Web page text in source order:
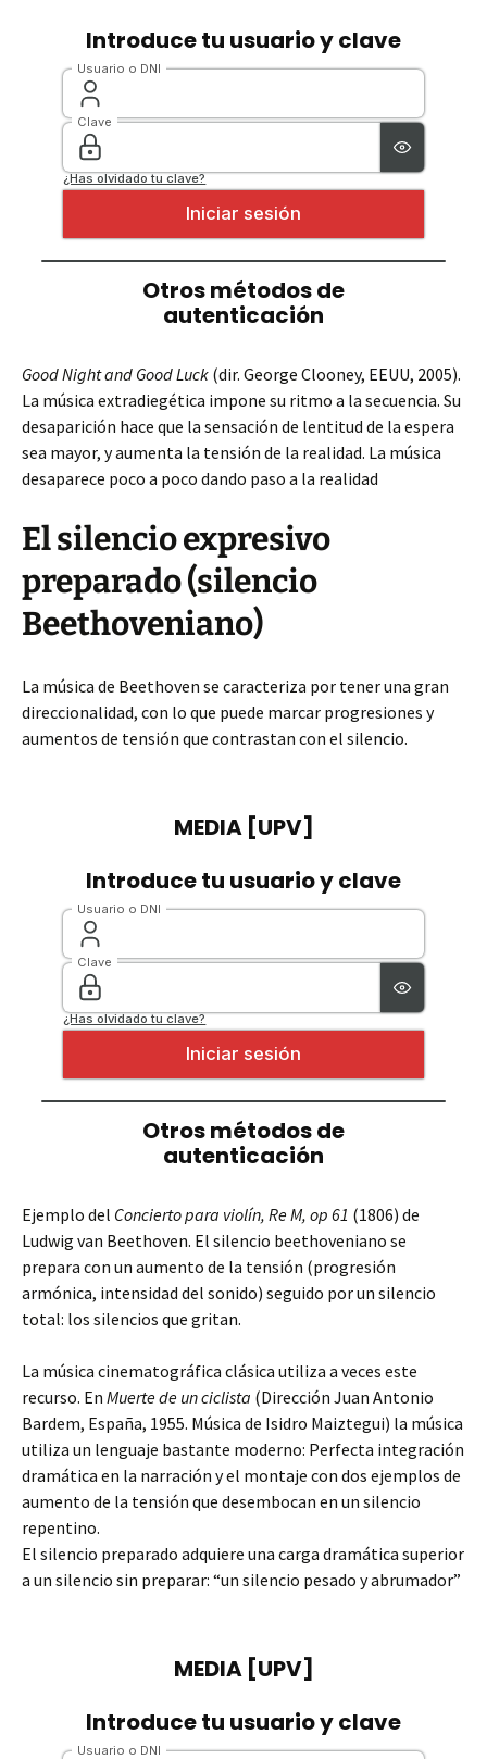
Good Night and Good Luck (dir. George Clooney, EEUU, 2005).
La música extradiegética impone su ritmo a la secuencia. Su
desaparición hace que la sensación de lentitud de la espera
sea mayor, y aumenta la tensión de la realidad. La música
desaparece poco a poco dando paso a la realidad
El silencio expresivo
preparado (silencio
Beethoveniano)
La música de Beethoven se caracteriza por tener una gran
direccionalidad, con lo que puede marcar progresiones y
aumentos de tensión que contrastan con el silencio.
Ejemplo del Concierto para violín, Re M, op 61 (1806) de
Ludwig van Beethoven. El silencio beethoveniano se
prepara con un aumento de la tensión (progresión
armónica, intensidad del sonido) seguido por un silencio
total: los silencios que gritan.
La música cinematográfica clásica utiliza a veces este
recurso. En Muerte de un ciclista (Dirección Juan Antonio
Bardem, España, 1955. Música de Isidro Maiztegui) la música
utiliza un lenguaje bastante moderno: Perfecta integración
dramática en la narración y el montaje con dos ejemplos de
aumento de la tensión que desembocan en un silencio
repentino.
El silencio preparado adquiere una carga dramática superior
a un silencio sin preparar: “un silencio pesado y abrumador”